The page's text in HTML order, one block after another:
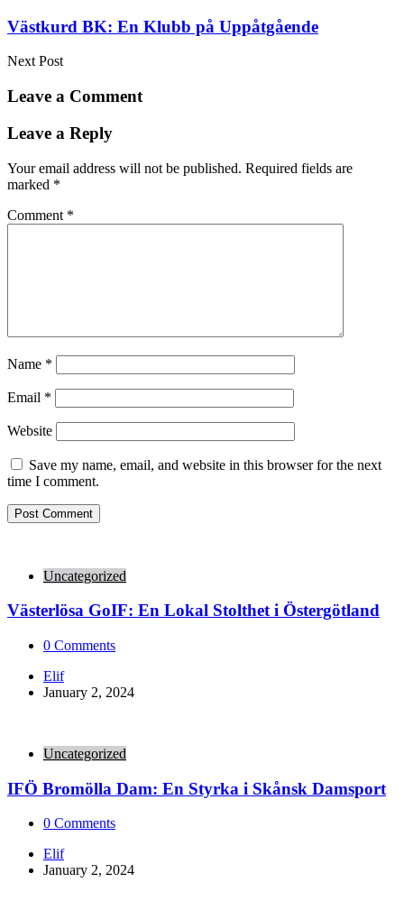
Västkurd BK: En Klubb på Uppåtgående
Next Post
Leave a Comment
Leave a Reply
Your email address will not be published. Required fields are
marked *
Comment *
Name *
Email *
Website
Save my name, email, and website in this browser for the next
time I comment.
Uncategorized
Västerlösa GoIF: En Lokal Stolthet i Östergötland
0 Comments
Posted
by
Elif
January 2, 2024
Uncategorized
IFÖ Bromölla Dam: En Styrka i Skånsk Damsport
0 Comments
Posted
by
Elif
January 2, 2024